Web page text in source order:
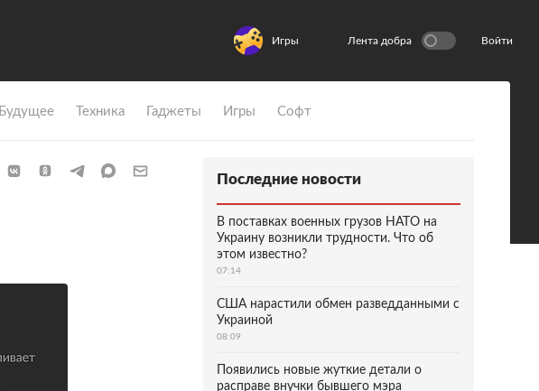
Игры Лента добра Войти
Будущее Техника Гаджеты Игры Софт
Последние новости
В поставках военных грузов НАТО на
Украину возникли трудности. Что об
этом известно?
07:14
США нарастили обмен разведданными с
Украиной
08:09
Появились новые жуткие детали о
расправе внучки бывшего мэра